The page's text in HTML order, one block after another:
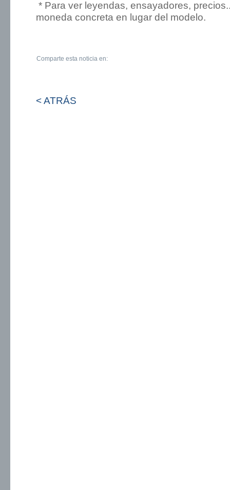
* Para ver leyendas, ensayadores,
moneda concreta en lugar del modelo.
Comparte esta noticia en:
< ATRÁS